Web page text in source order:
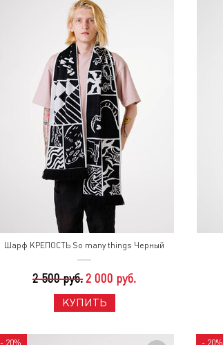
Шарф КРЕПОСТЬ So many things Черный
2 500 руб. 2 000 руб.
КУПИТЬ
- 20% - 20%